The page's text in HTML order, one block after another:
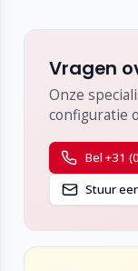
een
het systeem
medewerker
omgevingen.
Heldere
feedback
Het
Vragen
Onze
configuratie
Bel +31
Stuur